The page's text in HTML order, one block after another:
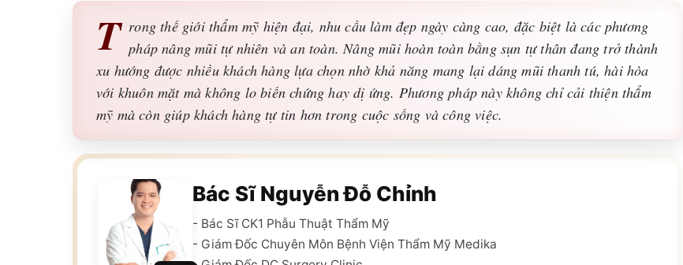
T rong thế giới thẩm mỹ hiện đại, nhu cầu làm đẹp ngày càng cao, đặc biệt là các phương
pháp nâng mũi tự nhiên và an toàn. Nâng mũi hoàn toàn bằng sụn tự thân đang trở thành
xu hướng được nhiều khách hàng lựa chọn nhờ khả năng mang lại dáng mũi thanh tú, hài hòa
với khuôn mặt mà không lo biến chứng hay dị ứng. Phương pháp này không chỉ cải thiện thẩm
mỹ mà còn giúp khách hàng tự tin hơn trong cuộc sống và công việc.
Bác Sĩ Nguyễn Đỗ Chỉnh
- Bác Sĩ CK1 Phẫu Thuật Thẩm Mỹ
- Giám Đốc Chuyên Môn Bệnh Viện Thẩm Mỹ Medika